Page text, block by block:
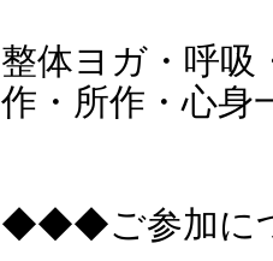
整体ヨガ・呼吸
作・所作・心身
◆◆◆ご参加